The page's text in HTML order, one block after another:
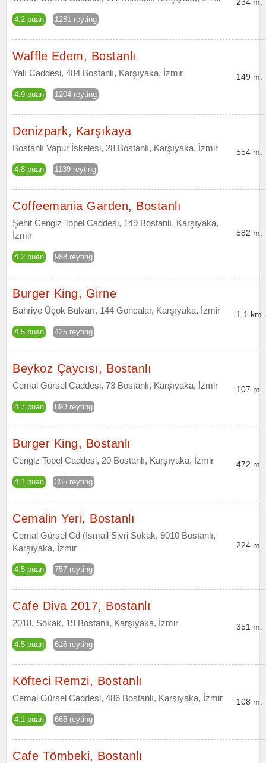
4.2 puan 1281 reyting
Waffle Edem, Bostanlı
Yalı Caddesi, 484 Bostanlı, Karşıyaka, İzmir
4.9 puan 1204 reyting
149 m.
Denizpark, Karşıkaya
Bostanlı Vapur İskelesi, 28 Bostanlı, Karşıyaka, İzmir
4.8 puan 1139 reyting
554 m.
Coffeemania Garden, Bostanlı
Şehit Cengiz Topel Caddesi, 149 Bostanlı, Karşıyaka,
İzmir
4.2 puan 988 reyting
582 m.
Burger King, Girne
Bahriye Üçok Bulvarı, 144 Goncalar, Karşıyaka, İzmir
4.5 puan 425 reyting
1.1 km.
Beykoz Çaycısı, Bostanlı
Cemal Gürsel Caddesi, 73 Bostanlı, Karşıyaka, İzmir
4.7 puan 893 reyting
107 m.
Burger King, Bostanlı
Cengiz Topel Caddesi, 20 Bostanlı, Karşıyaka, İzmir
4.1 puan 355 reyting
472 m.
Cemalin Yeri, Bostanlı
Cemal Gürsel Cd (Ismail Sivri Sokak, 9010 Bostanlı,
Karşıyaka, İzmir
4.5 puan 757 reyting
224 m.
Cafe Diva 2017, Bostanlı
2018. Sokak, 19 Bostanlı, Karşıyaka, İzmir
4.5 puan 616 reyting
351 m.
Köfteci Remzi, Bostanlı
Cemal Gürsel Caddesi, 486 Bostanlı, Karşıyaka, İzmir
4.1 puan 665 reyting
108 m.
Cafe Tömbeki, Bostanlı